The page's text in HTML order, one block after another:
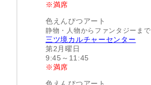
※満席
色えんぴつアート
静物・人物からファンタジーまで
三ツ境カルチャーセンター
第2月曜日
9:45～11:45
※満席